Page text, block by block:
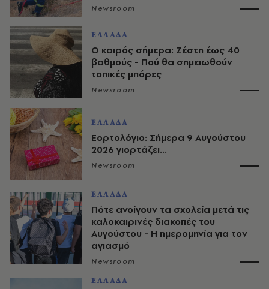
Newsroom
ΕΛΛΑΔΑ
O καιρός σήμερα: Ζέστη έως 40
βαθμούς - Πού θα σημειωθούν
τοπικές μπόρες
Newsroom
ΕΛΛΑΔΑ
Εορτολόγιο: Σήμερα 9 Αυγούστου
2026 γιορτάζει...
Newsroom
ΕΛΛΑΔΑ
Πότε ανοίγουν τα σχολεία μετά τις
καλοκαιρινές διακοπές του
Αυγούστου - Η ημερομηνία για τον
αγιασμό
Newsroom
ΕΛΛΑΔΑ